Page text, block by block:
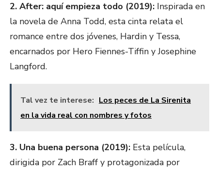
2. After: aquí empieza todo (2019): Inspirada en
la novela de Anna Todd, esta cinta relata el
romance entre dos jóvenes, Hardin y Tessa,
encarnados por Hero Fiennes-Tiffin y Josephine
Langford.
Tal vez te interese: Los peces de La Sirenita
en la vida real con nombres y fotos
3. Una buena persona (2019): Esta película,
dirigida por Zach Braff y protagonizada por